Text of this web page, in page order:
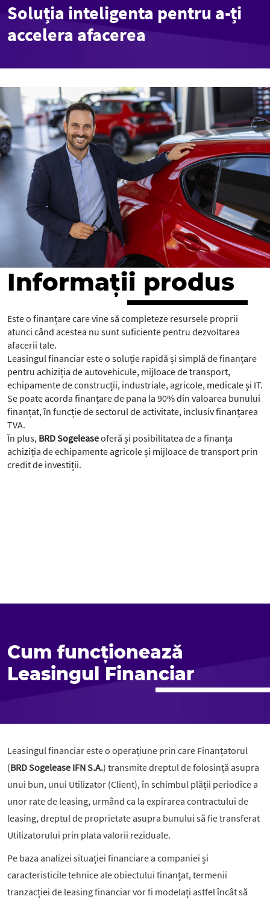
Soluția inteligenta pentru a-ți
accelera afacerea
Informații produs
Este o finanțare care vine să completeze resursele proprii
atunci când acestea nu sunt suficiente pentru dezvoltarea
afacerii tale.
Leasingul financiar este o soluție rapidă și simplă de finanțare
pentru achiziția de autovehicule, mijloace de transport,
echipamente de construcții, industriale, agricole, medicale și IT.
Se poate acorda finanțare de pana la 90% din valoarea bunului
finanțat, în funcție de sectorul de activitate, inclusiv finanțarea
TVA.
În plus, BRD Sogeleaseoferă și posibilitatea de a finanța
achiziția de echipamente agricole și mijloace de transport prin
credit de investiții.
Cum funcționează
Leasingul Financiar
Leasingul financiar este o operațiune prin care Finanțatorul
(BRD Sogelease IFN S.A.) transmite dreptul de folosință asupra
unui bun, unui Utilizator (Client), în schimbul plății periodice a
unor rate de leasing, urmând ca la expirarea contractului de
leasing, dreptul de proprietate asupra bunului să fie transferat
Utilizatorului prin plata valorii reziduale.
Pe baza analizei situației financiare a companiei și
caracteristicile tehnice ale obiectului finanțat, termenii
tranzacției de leasing financiar vor fi modelați astfel încât să